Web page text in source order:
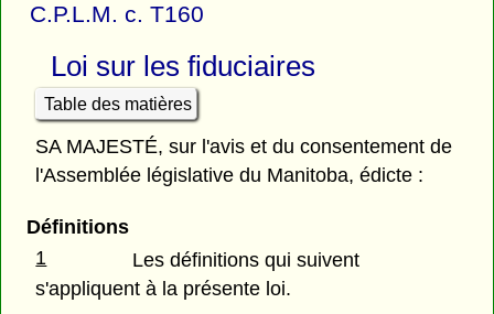
C.P.L.M. c. T160
Loi sur les fiduciaires
Table des matières
SA MAJESTÉ, sur l'avis et du consentement de
l'Assemblée législative du Manitoba, édicte :
Définitions
1
Les définitions qui suivent
s'appliquent à la présente loi.